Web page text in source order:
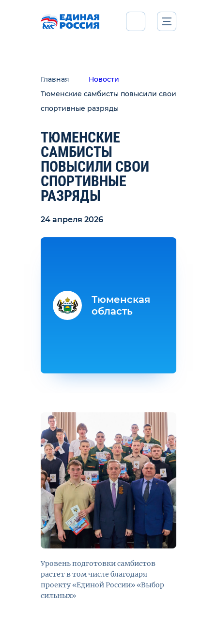
Главная
Новости
Тюменские самбисты повысили свои
спортивные разряды
ТЮМЕНСКИЕ
САМБИСТЫ
ПОВЫСИЛИ СВОИ
СПОРТИВНЫЕ
РАЗРЯДЫ
24 апреля 2026
Уровень подготовки самбистов
растет в том числе благодаря
проекту «Единой России» «Выбор
сильных»
Тюменская
область